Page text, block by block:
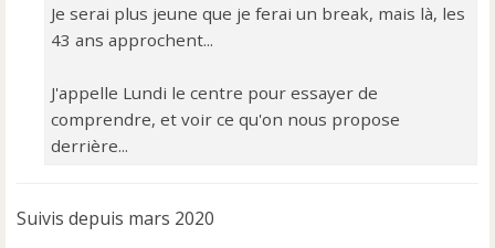
Je serai plus jeune que je ferai un break, mais là, les
43 ans approchent...
J'appelle Lundi le centre pour essayer de
comprendre, et voir ce qu'on nous propose
derrière...
Suivis depuis mars 2020